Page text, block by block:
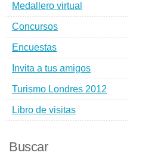
Medallero virtual
Concursos
Encuestas
Invita a tus amigos
Turismo Londres 2012
Libro de visitas
Buscar